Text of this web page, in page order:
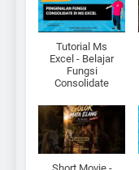
Tutorial Ms
Excel - Belajar
Fungsi
Consolidate